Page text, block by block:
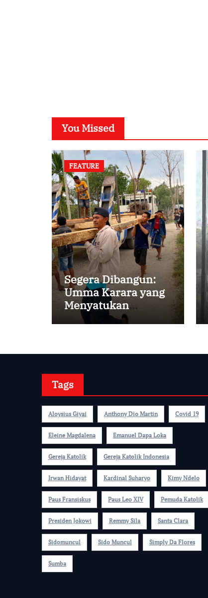
You Missed
FEATURE
Segera Dibangun:
Umma Karara yang
Menyatukan
Kembali
Tags
Aloysius Giyai Anthony Dio Martin Covid 19
Eleine Magdalena Emanuel Dapa Loka
Gereja Katolik Gereja Katolik Indonesia
Irwan Hidayat Kardinal Suharyo Kimy Ndelo
Paus Fransiskus Paus Leo XIV Pemuda Katolik
Presiden Jokowi Remmy Sila Santa Clara
Sidomuncul Sido Muncul Simply Da Flores
Sumba